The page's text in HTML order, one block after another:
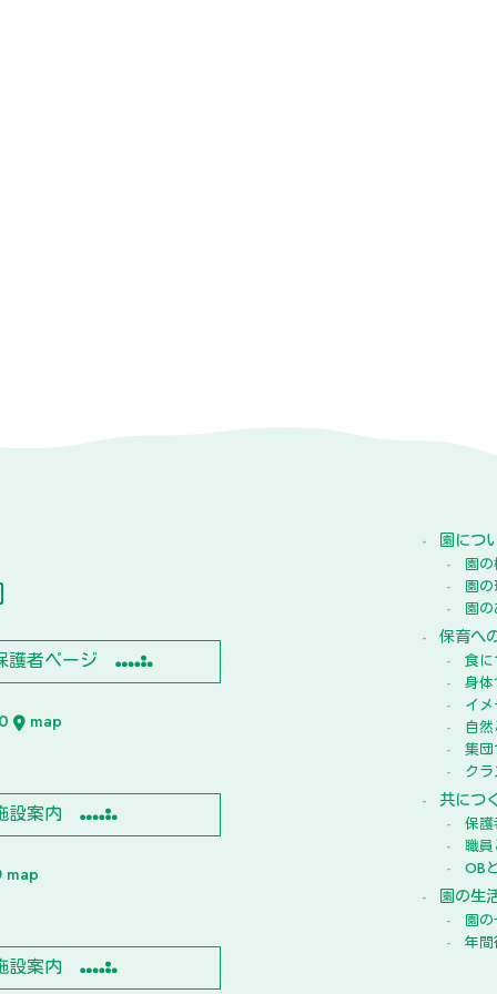
護者ページ
map
設案内
map
設案内
園につ
園
園
園
保育へ
食
身体
イ
自
集団
ク
共につ
保
職
OB
園の生
園の
年間